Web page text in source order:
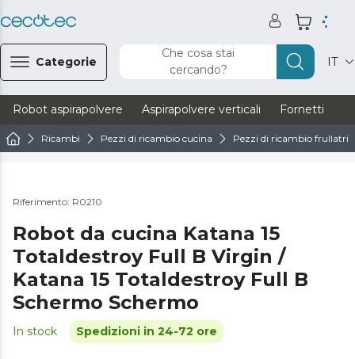
Categorie
Che cosa stai
cercando?
IT
Robot aspirapolvere Aspirapolvere verticali Fornetti
Ricambi Pezzi di ricambio cucina Pezzi di ricambio
Riferimento: R0210
Robot da cucina Katana 15
Totaldestroy Full B Virgin /
Katana 15 Totaldestroy Full B
Schermo Schermo
In stock Spedizioni in 24-72 ore